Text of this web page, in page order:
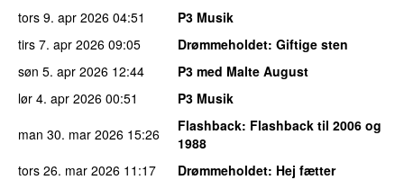
tors 9. apr 2026 04:51
P3 Musik
tirs 7. apr 2026 09:05 Drømmeholdet: Giftige sten
søn 5. apr 2026 12:44
P3 med Malte August
lør 4. apr 2026 00:51
P3 Musik
man 30. mar 2026 15:26 Flashback: Flashback til 2006 og
1988
tors 26. mar 2026 11:17 Drømmeholdet: Hej fætter